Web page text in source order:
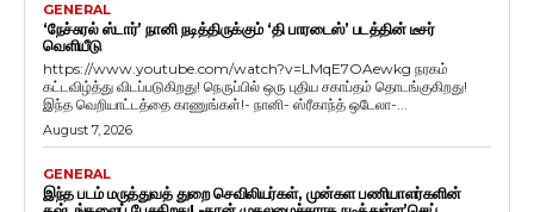
GENERAL
‘நேச்சுரல் ஸ்டார்’ நானி நடித்திருக்கும் ‘தி பாரடைஸ்’ படத்தின் டீசர்
வெளியீடு
https://www.youtube.com/watch?v=LMqE7OAewkg நரகம்
கட்டவிழ்த்து விடப்படுகிறது! நெருப்பில் ஒரு புதிய சகாப்தம் தொடங்குகிறது!
இந்த வெறியாட்டத்தை காணுங்கள்!- நானி- ஸ்ரீகாந்த் ஒடேலா-...
August 7, 2026
GENERAL
இந்த படம் மருத்துவத் துறை செவிலியர்கள், முன்கள பணியாளர்களின்